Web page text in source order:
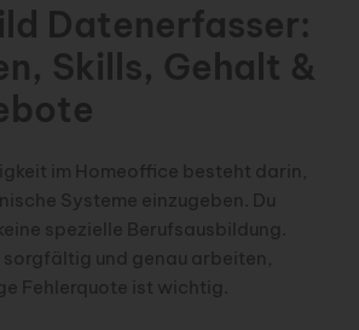
Datenerfasser:
Skills, Gehalt &
im Homeoffice besteht darin,
Systeme einzugeben. Du
spezielle Berufsausbildung.
und genau arbeiten,
Fehlerquote ist wichtig.